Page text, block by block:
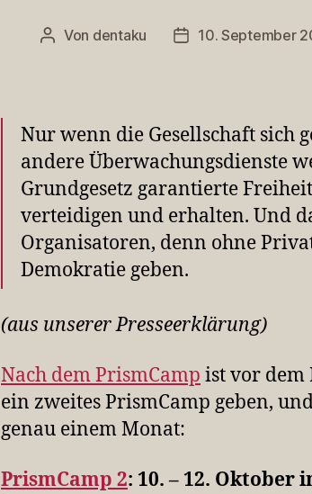
Beitragsautor
Von dentaku 10. September
Nur wenn die Gesellschaft sich
andere Überwachungsdienste
Grundgesetz garantierte
verteidigen und erhalten. Und
Organisatoren, denn ohne
Demokratie geben.
(aus unserer Presseerklärung)
Nach dem PrismCamp ist vor dem
ein zweites PrismCamp geben,
genau einem Monat:
PrismCamp 2: 10. – 12.